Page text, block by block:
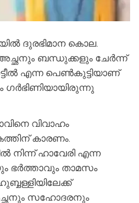
ദുരഭിമാന കൊല.
അച്ഛനും ബന്ധുക്കളും ചേർന്ന്
എന്ന പെൺകുട്ടിയാണ്
ഗർഭിണിയായിരുന്നു
വിവാഹം
കാരണം.
നിന്ന് ഹാവേരി എന്ന
ഭർത്താവും താമസം
സഹോദരനും